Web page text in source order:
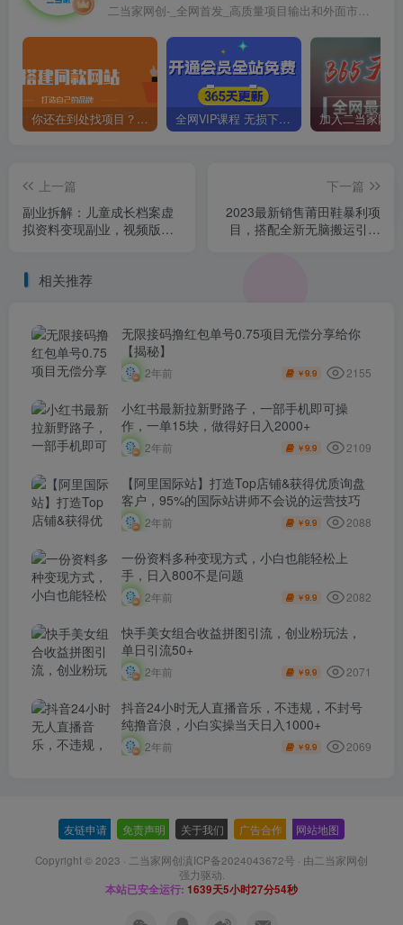
二当家网创-_全网首发_高质量项目输出和外面市场高价课程一模一样
你还在到处找项目？还在当韭菜？我靠卖项目一个月收入5万+，曾经我也是个失败者。 全网VIP课程 无损下载~
上一篇
副业拆解：儿童成长档案虚
拟资料变现副业，视频版一
下一篇
2023最新销售莆田鞋暴利项
目，搭配全新无脑搬运引流
相关推荐
无限接码撸红包单号0.75项目无偿分享给你
【揭秘】
2年前 ￥9.9 2155
小红书最新拉新野路子，一部手机即可操
作，一单15块，做得好日入2000+
2年前 ￥9.9 2109
【阿里国际站】打造Top店铺&获得优质询盘
客户，​95%的国际站讲师不会说的运营技巧
2年前 ￥9.9 2088
一份资料多种变现方式，小白也能轻松上
手，日入800不是问题
2年前 ￥9.9 2082
快手美女组合收益拼图引流，创业粉玩法，
单日引流50+
2年前 ￥9.9 2071
抖音24小时无人直播音乐，不违规，不封号
纯撸音浪，小白实操当天日入1000+
2年前 ￥9.9 2069
友链申请 免责声明 关于我们 广告合作 网站地图
Copyright © 2023 · 二当家网创滇ICP备2024043672号 · 由二当家网创
强力驱动.
本站已安全运行: 1639天5小时27分55秒